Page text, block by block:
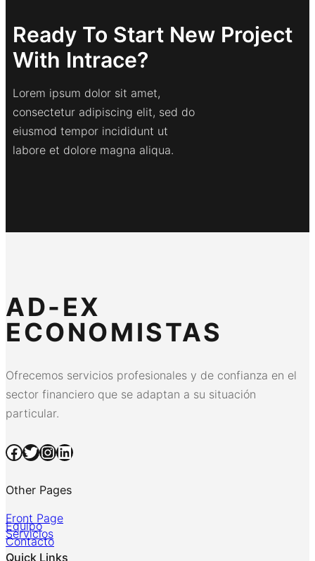
Ready To Start New Project
With Intrace?
Lorem ipsum dolor sit amet,
consectetur adipiscing elit, sed do
eiusmod tempor incididunt ut
labore et dolore magna aliqua.
AD-EX
ECONOMISTAS
Ofrecemos servicios profesionales y de confianza en el
sector financiero que se adaptan a su situación
particular.
Facebook Twitter InstagramLinkedIn
Other Pages
Front Page
Equipo
Servicios
Contacto
Quick Links